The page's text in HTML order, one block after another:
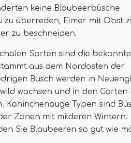
keine Blaubeerbüsche
überreden, Eimer mit Obst
zu beschneiden.
Sorten sind die
aus dem Nordosten der
Busch werden in
wachsen und in den Gärten
Typen sind
Zonen mit milderen Wintern.
Sie Blaubeeren so gut wie